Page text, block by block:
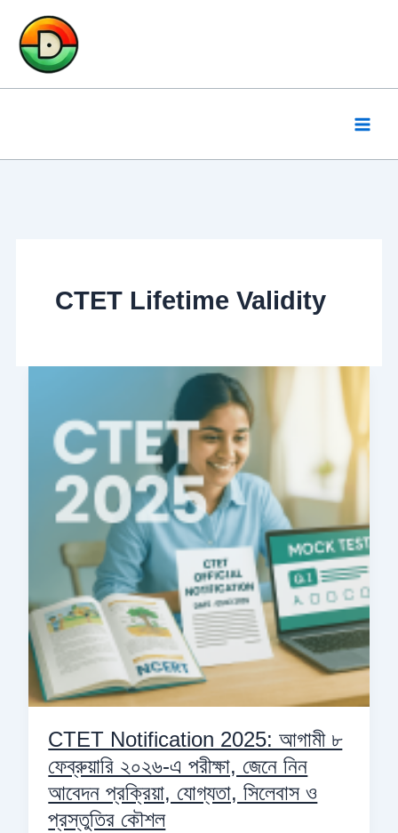
content
CTET Lifetime Validity
CTET Notification 2025: আগামী ৮
ফেব্রুয়ারি ২০২৬-এ পরীক্ষা, জেনে নিন
আবেদন প্রক্রিয়া, যোগ্যতা, সিলেবাস ও
প্রস্তুতির কৌশল
2025:
আগামী
ফেব্রুয়ারি
২০২৬-
এ
পরীক্ষা,
জেনে
আবেদন
প্রক্রিয়া,
সিলেবাস
ও
কৌশল